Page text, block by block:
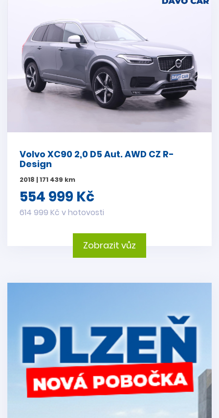
Volvo XC90 2,0 D5 Aut. AWD CZ R-
Design
2018 | 171 439 km
554 999 Kč
614 999 Kč v hotovosti
Zobrazit vůz